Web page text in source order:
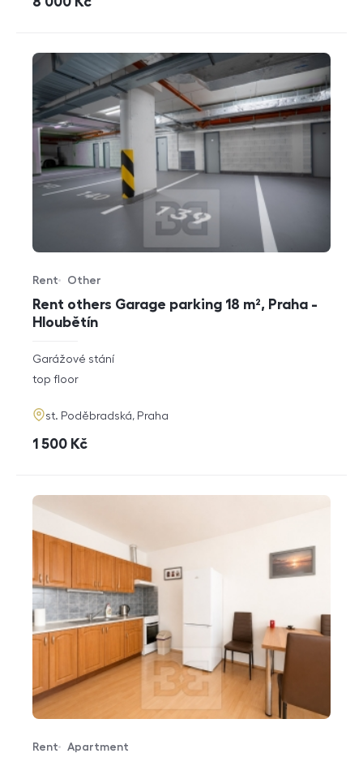
Rent others Garage parking 18 m², Praha -
Hloubětín
Offer type
Rent
Property type
Other
rozměry
disposition
Garážové stání
funkce
top floor
adresa
st. Poděbradská, Praha
cena
1 500 Kč
Offer type
Rent
Property type
Apartment